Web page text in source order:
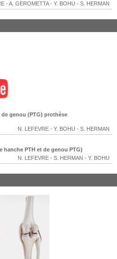
- A. GEROMETTA- Y. BOHU - S. HERMAN
genou (PTG) prothèse
N. LEFEVRE - Y. BOHU - S. HERMAN
PTH et de genou PTG)
N. LEFEVRE - S. HERMAN - Y. BOHU